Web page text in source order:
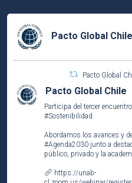
Pacto Global Chile
Pacto Global
Pacto Global Chile
Participa del tercer
#Sostenibilidad
Abordamos los avances y
#Agenda2030 junto a
público, privado y la
https://unab-